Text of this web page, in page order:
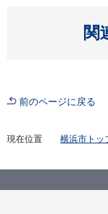
関
前のページに戻る
現在位置 横浜市トッ
【契約結
査業務委託